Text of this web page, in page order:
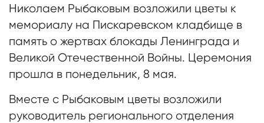
Николаем Рыбаковым возложили цветы к
мемориалу на Пискаревском кладбище в
память о жертвах блокады Ленинграда и
Великой Отечественной Войны. Церемония
прошла в понедельник, 8 мая.
Вместе с Рыбаковым цветы возложили
руководитель регионального отделения